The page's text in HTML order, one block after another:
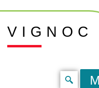
VIGNOC